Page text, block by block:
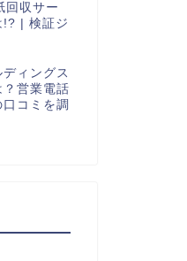
回収サー
!? | 検証ジ
ィングス
営業電話
コミを調